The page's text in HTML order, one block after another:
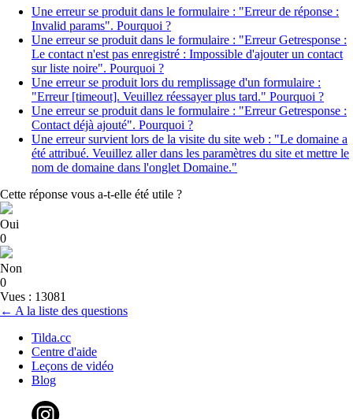
Une erreur se produit dans le formulaire : "Erreur de réponse :
Invalid params". Pourquoi ?
Une erreur se produit dans le formulaire : "Erreur Getresponse :
Le contact n'est pas enregistré : Impossible d'ajouter un contact
sur liste noire". Pourquoi ?
Une erreur se produit lors du remplissage d'un formulaire :
"Erreur [timeout]. Veuillez réessayer plus tard." Pourquoi ?
Une erreur se produit dans le formulaire : "Erreur Getresponse :
Contact déjà ajouté". Pourquoi ?
Une erreur survient lors de la visite du site web : "Le domaine a
été attribué. Veuillez aller dans les paramètres du site et mettre le
nom de domaine dans l'onglet Domaine."
Cette réponse vous a-t-elle été utile ?
Oui
0
Non
0
Vues : 13081
← A la liste des questions
Tilda.cc
Centre d'aide
Leçons de vidéo
Blog